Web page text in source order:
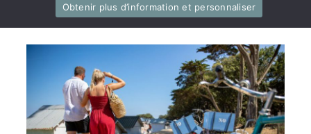
Tourisme digital et
tourisme durable : allier
les deux !
Obtenir plus d’information et personnaliser